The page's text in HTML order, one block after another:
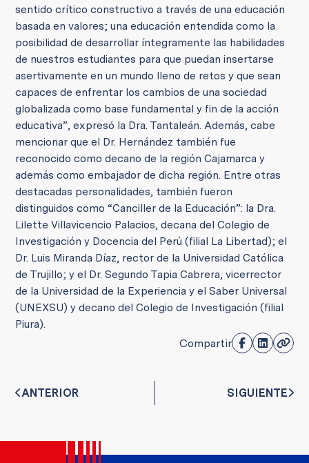
sentido crítico constructivo a través de una educación
basada en valores; una educación entendida como la
posibilidad de desarrollar íntegramente las habilidades
de nuestros estudiantes para que puedan insertarse
asertivamente en un mundo lleno de retos y que sean
capaces de enfrentar los cambios de una sociedad
globalizada como base fundamental y fin de la acción
educativa”, expresó la Dra. Tantaleán. Además, cabe
mencionar que el Dr. Hernández también fue
reconocido como decano de la región Cajamarca y
además como embajador de dicha región. Entre otras
destacadas personalidades, también fueron
distinguidos como “Canciller de la Educación”: la Dra.
Lilette Villavicencio Palacios, decana del Colegio de
Investigación y Docencia del Perú (filial La Libertad); el
Dr. Luis Miranda Díaz, rector de la Universidad Católica
de Trujillo; y el Dr. Segundo Tapia Cabrera, vicerrector
de la Universidad de la Experiencia y el Saber Universal
(UNEXSU) y decano del Colegio de Investigación (filial
Piura).
Compartir
ANTERIOR SIGUIENTE